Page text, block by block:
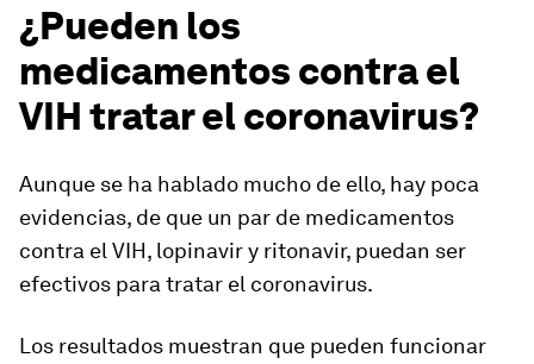
¿Pueden los
medicamentos contra el
VIH tratar el coronavirus?
Aunque se ha hablado mucho de ello, hay poca
evidencias, de que un par de medicamentos
contra el VIH, lopinavir y ritonavir, puedan ser
efectivos para tratar el coronavirus.
Los resultados muestran que pueden funcionar